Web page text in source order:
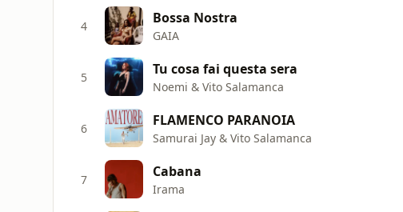
4 Bossa Nostra
GAIA
5 Tu cosa fai questa sera
Noemi & Vito Salamanca
6 FLAMENCO PARANOIA
Samurai Jay & Vito Salamanca
7 Cabana
Irama